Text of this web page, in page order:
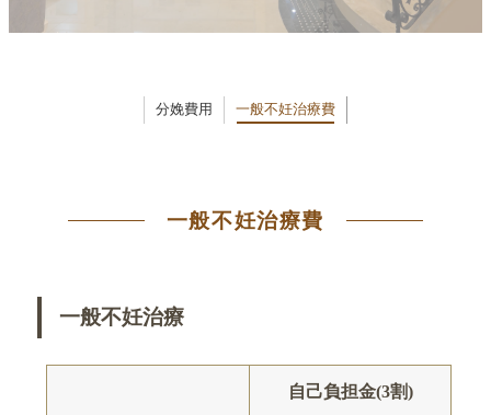
分娩費用 一般不妊治療費
一般不妊治療費
一般不妊治療
自己負担金(3割)